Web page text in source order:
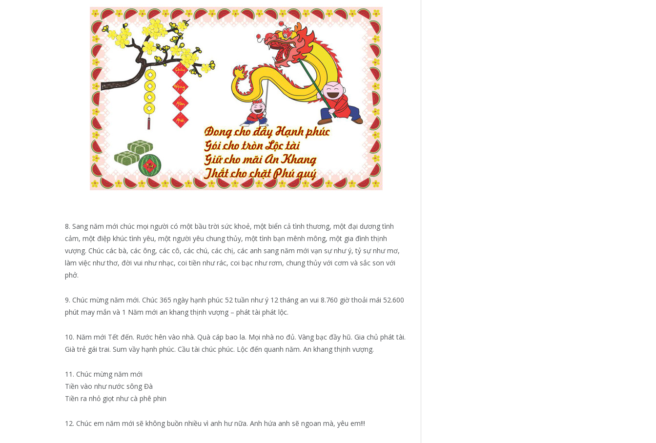
8. Sang năm mới chúc mọi người có một bầu trời sức khoẻ, một biển cả tình thương, một đại dương tình
cảm, một điệp khúc tình yêu, một người yêu chung thủy, một tình bạn mênh mông, một gia đình thịnh
vượng. Chúc các bà, các ông, các cô, các chú, các chị, các anh sang năm mới vạn sự như ý, tỷ sự như mơ,
làm việc như thơ, đời vui như nhạc, coi tiền như rác, coi bạc như rơm, chung thủy với cơm và sắc son với
phở.
9. Chúc mừng năm mới. Chúc 365 ngày hạnh phúc 52 tuần như ý 12 tháng an vui 8.760 giờ thoải mái 52.600
phút may mắn và 1 Năm mới an khang thịnh vượng – phát tài phát lộc.
10. Năm mới Tết đến. Rước hên vào nhà. Quà cáp bao la. Mọi nhà no đủ. Vàng bạc đầy hũ. Gia chủ phát tài.
Già trẻ gái trai. Sum vầy hạnh phúc. Cầu tài chúc phúc. Lộc đến quanh năm. An khang thịnh vượng.
11. Chúc mừng năm mới
Tiền vào như nước sông Đà
Tiền ra nhỏ giọt như cà phê phin
12. Chúc em năm mới sẽ không buồn nhiều vì anh hư nữa. Anh hứa anh sẽ ngoan mà, yêu em!!!